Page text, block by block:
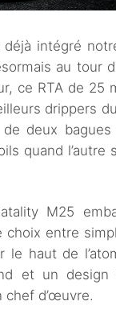
déjà intégré
au tour
ce RTA de 25
drippers
deux bagues
quand l’autre
M25
choix entre
le haut de
et un design
chef d’œuvre.